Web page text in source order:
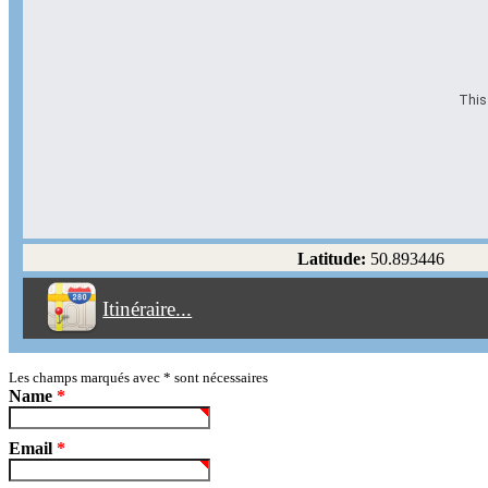
This
Latitude: 50.893446
Itinéraire...
Éviter les autoroutes
Éviter les péages
Partir! Reset
Les champs marqués avec * sont nécessaires
Name *
Email *